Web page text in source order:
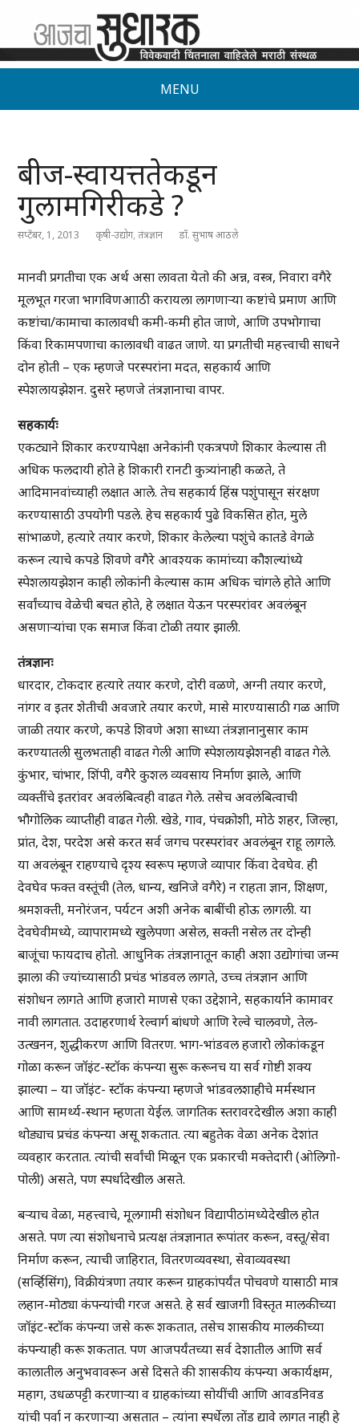
MENU
बीज-स्वायत्ततेकडून
गुलामगिरीकडे ?
सप्टेंबर, 1, 2013 कृषी-उद्योग,तंत्रज्ञान डॉ. सुभाष आठले
मानवी प्रगतीचा एक अर्थ असा लावता येतो की अन्न, वस्त्र, निवारा वगैरे
मूलभूत गरजा भागविणआाठी करायला लागणाऱ्या कष्टांचे प्रमाण आणि
कष्टांचा/कामाचा कालावधी कमी-कमी होत जाणे, आणि उपभोगाचा
किंवा रिकामपणाचा कालावधी वाढत जाणे. या प्रगतीची महत्त्वाची साधने
दोन होती – एक म्हणजे परस्परांना मदत, सहकार्य आणि
स्पेशलायझेशन. दुसरे म्हणजे तंत्रज्ञानाचा वापर.
सहकार्यः
एकट्याने शिकार करण्यापेक्षा अनेकांनी एकत्रपणे शिकार केल्यास ती
अधिक फलदायी होते हे शिकारी रानटी कुत्र्यांनाही कळते, ते
आदिमानवांच्याही लक्षात आले. तेच सहकार्य हिंस्र पशुंपासून संरक्षण
करण्यासाठी उपयोगी पडले. हेच सहकार्य पुढे विकसित होत, मुले
सांभाळणे, हत्यारे तयार करणे, शिकार केलेल्या पशुंचे कातडे वेगळे
करून त्याचे कपडे शिवणे वगैरे आवश्यक कामांच्या कौशल्यांध्ये
स्पेशलायझेशन काही लोकांनी केल्यास काम अधिक चांगले होते आणि
सर्वांच्याच वेळेची बचत होते, हे लक्षात येऊन परस्परांवर अवलंबून
असणाऱ्यांचा एक समाज किंवा टोळी तयार झाली.
तंत्रज्ञानः
धारदार, टोकदार हत्यारे तयार करणे, दोरी वळणे, अग्नी तयार करणे,
नांगर व इतर शेतीची अवजारे तयार करणे, मासे मारण्यासाठी गळ आणि
जाळी तयार करणे, कपडे शिवणे अशा साध्या तंत्रज्ञानानुसार काम
करण्यातली सुलभताही वाढत गेली आणि स्पेशलायझेशनही वाढत गेले.
कुंभार, चांभार, शिंपी, वगैरे कुशल व्यवसाय निर्माण झाले, आणि
व्यक्तींचे इतरांवर अवलंबित्वही वाढत गेले. तसेच अवलंबित्वाची
भौगोलिक व्याप्तीही वाढत गेली. खेडे, गाव, पंचक्रोशी, मोठे शहर, जिल्हा,
प्रांत, देश, परदेश असे करत सर्व जगच परस्परांवर अवलंबून राहू लागले.
या अवलंबून राहण्याचे दृश्य स्वरूप म्हणजे व्यापार किंवा देवघेव. ही
देवघेव फक्त वस्तूंची (तेल, धान्य, खनिजे वगैरे) न राहता ज्ञान, शिक्षण,
श्रमशक्ती, मनोरंजन, पर्यटन अशी अनेक बाबींची होऊ लागली. या
देवघेवीमध्ये, व्यापारामध्ये खुलेपणा असेल, सक्ती नसेल तर दोन्ही
बाजूंचा फायदाच होतो. आधुनिक तंत्रज्ञानातून काही अशा उद्योगांचा जन्म
झाला की ज्यांच्यासाठी प्रचंड भांडवल लागते, उच्च तंत्रज्ञान आणि
संशोधन लागते आणि हजारो माणसे एका उद्देशाने, सहकार्याने कामावर
नावी लागतात. उदाहरणार्थ रेल्वार्ग बांधणे आणि रेल्वे चालवणे, तेल-
उत्खनन, शुद्धीकरण आणि वितरण. भाग-भांडवल हजारो लोकांकडून
गोळा करून जॉइंट-स्टॉक कंपन्या सुरू करूनच या सर्व गोष्टी शक्य
झाल्या – या जॉइंट- स्टॉक कंपन्या म्हणजे भांडवलशाहीचे मर्मस्थान
आणि सामर्थ्य-स्थान म्हणता येईल. जागतिक स्तरावरदेखील अशा काही
थोड्याच प्रचंड कंपन्या असू शकतात. त्या बहुतेक वेळा अनेक देशांत
व्यवहार करतात. त्यांची सर्वांची मिळून एक प्रकारची मक्तेदारी (ओलिगो-
पोली) असते, पण स्पर्धादेखील असते.
बऱ्याच वेळा, महत्त्वाचे, मूलगामी संशोधन विद्यापीठांमध्येदेखील होत
असते. पण त्या संशोधनाचे प्रत्यक्ष तंत्रज्ञानात रूपांतर करून, वस्तू/सेवा
निर्माण करून, त्याची जाहिरात, वितरणव्यवस्था, सेवाव्यवस्था
(सर्व्हिसिंग), विक्रीयंत्रणा तयार करून ग्राहकांपर्यंत पोचवणे यासाठी मात्र
लहान-मोठ्या कंपन्यांची गरज असते. हे सर्व खाजगी विस्तृत मालकीच्या
जॉइंट-स्टॉक कंपन्या जसे करू शकतात, तसेच शासकीय मालकीच्या
कंपन्याही करू शकतात. पण आजपर्यंतच्या सर्व देशातील आणि सर्व
कालातील अनुभवावरून असे दिसते की शासकीय कंपन्या अकार्यक्षम,
महाग, उधळपट्टी करणाऱ्या व ग्राहकांच्या सोयींची आणि आवडनिवड
यांची पर्वा न करणाऱ्या असतात – त्यांना स्पर्धेला तोंड द्यावे लागत नाही हे